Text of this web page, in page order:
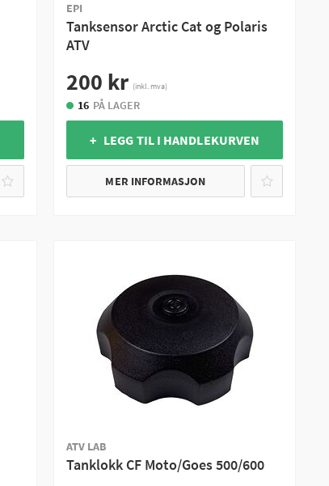
EPI
Tanksensor Arctic Cat og Polaris
ATV
200 kr (inkl. mva)
16 PÅ LAGER
+ LEGG TIL I HANDLEKURVEN
MER INFORMASJON
ATV LAB
Tanklokk CF Moto/Goes 500/600